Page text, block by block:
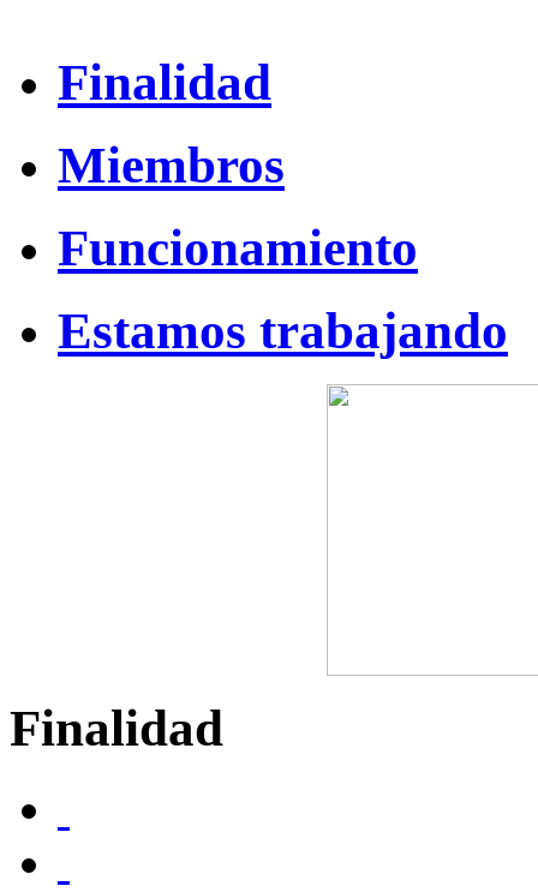
Finalidad
Miembros
Funcionamiento
Estamos trabajando
Finalidad